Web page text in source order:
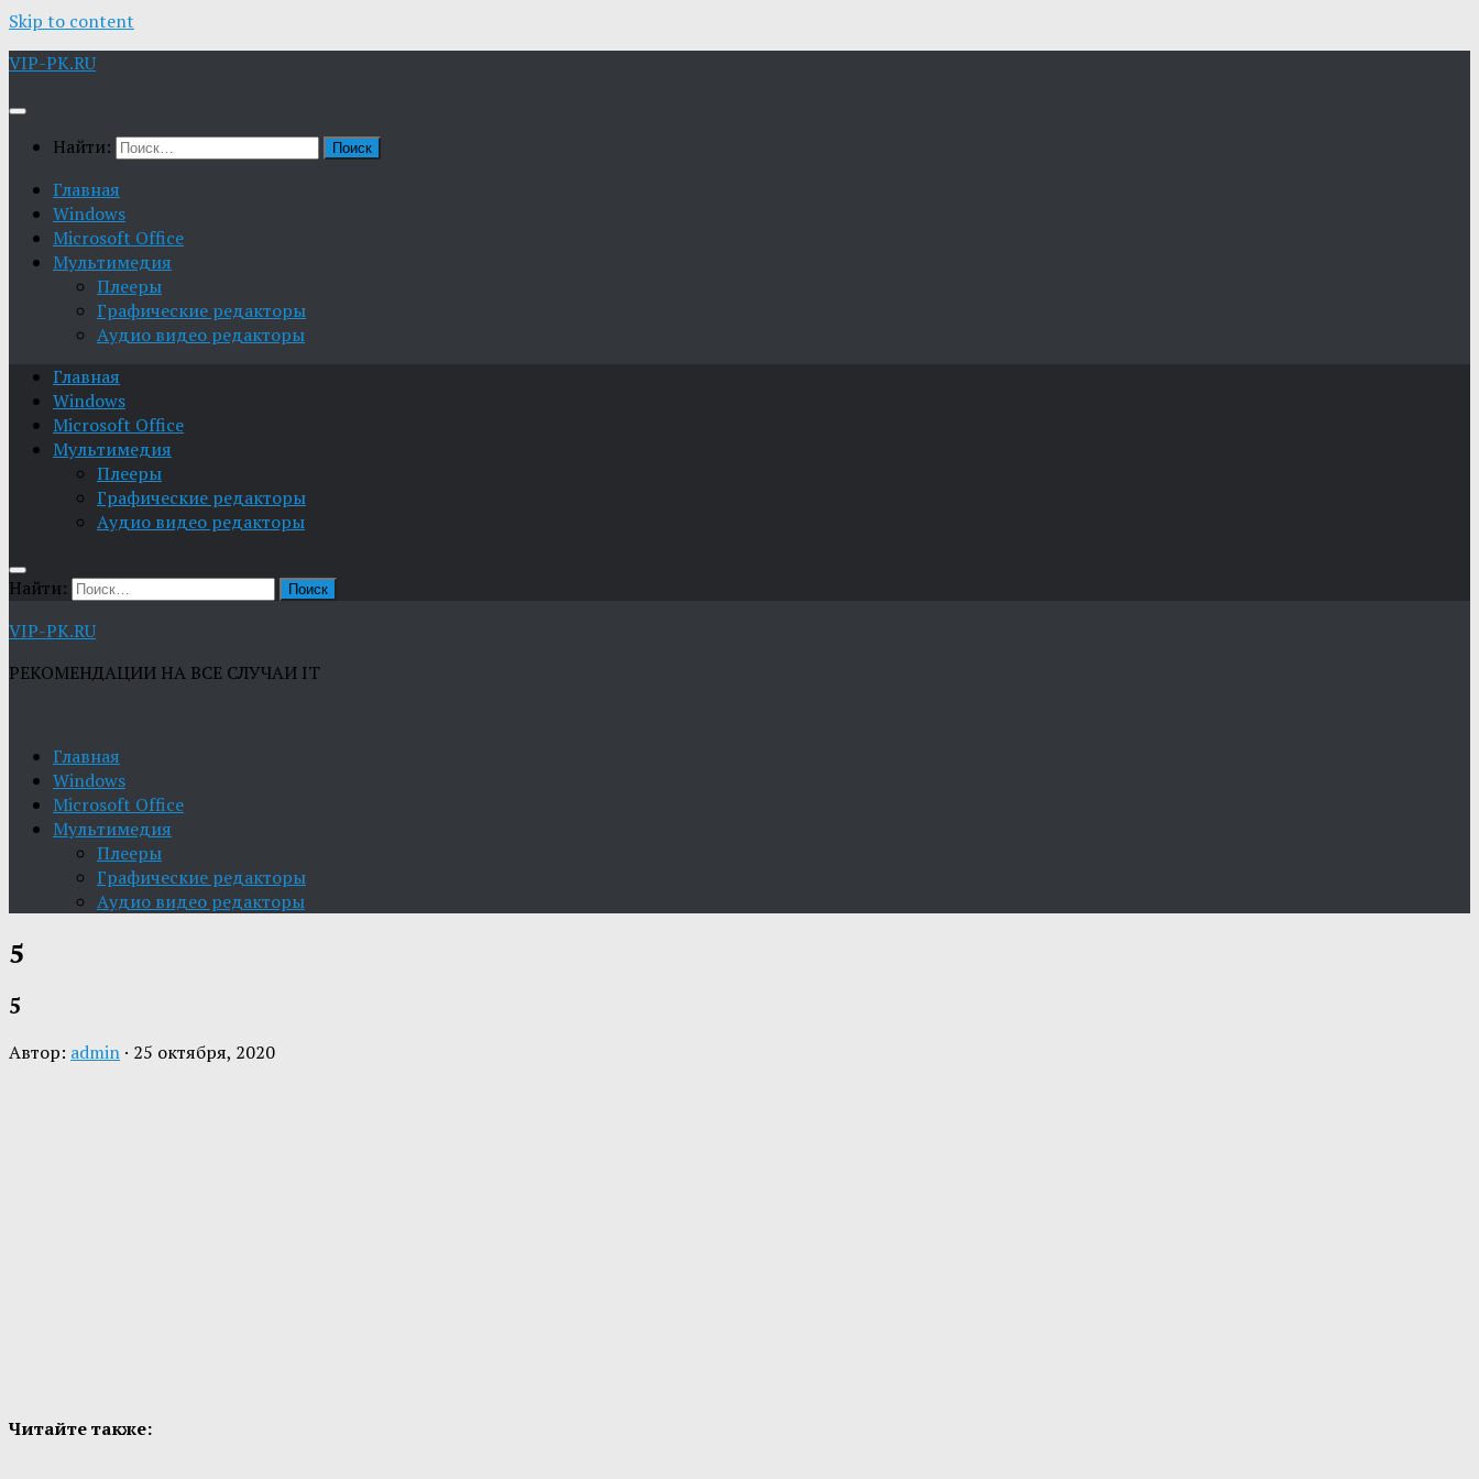
Skip to content
VIP-PK.RU
Найти:
Главная
Windows
Microsoft Office
Мультимедия
Плееры
Графические редакторы
Aудио видео редакторы
Главная
Windows
Microsoft Office
Мультимедия
Плееры
Графические редакторы
Aудио видео редакторы
Найти:
VIP-PK.RU
РЕКОМЕНДАЦИИ НА ВСЕ СЛУЧАИ IT
Главная
Windows
Microsoft Office
Мультимедия
Плееры
Графические редакторы
Aудио видео редакторы
5
5
Автор: admin · 25 октября, 2020
Читайте также: